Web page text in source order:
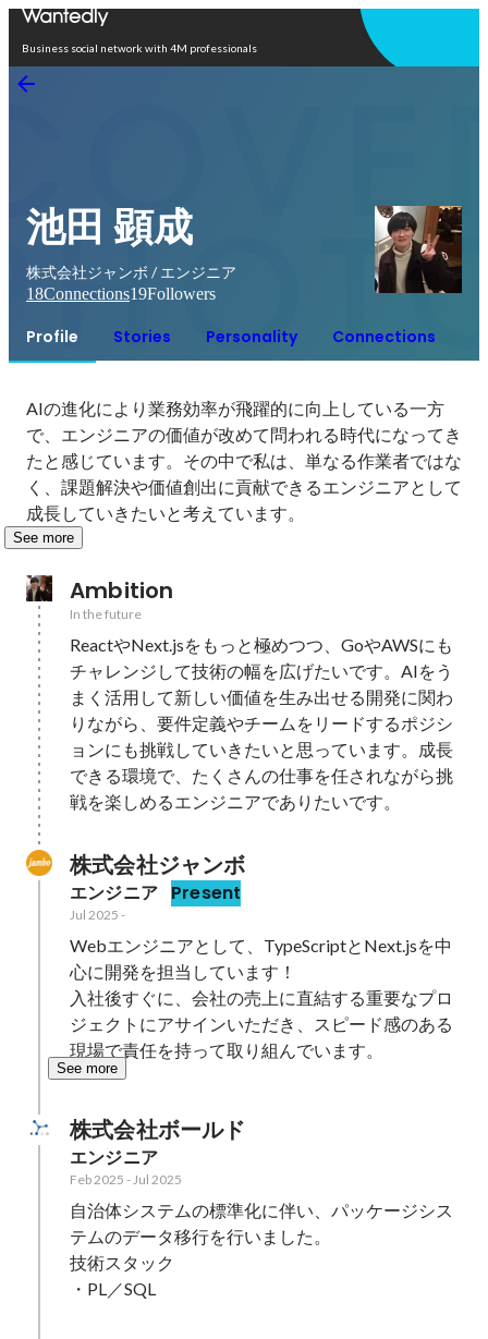
Business social network with 4M professionals
池田 顕成
株式会社ジャンボ / エンジニア
18Connections19Followers
Profile Stories Personality Connections
AIの進化により業務効率が飛躍的に向上している一方
で、エンジニアの価値が改めて問われる時代になってき
たと感じています。その中で私は、単なる作業者ではな
く、課題解決や価値創出に貢献できるエンジニアとして
成長していきたいと考えています。
See more
Ambition
In the future
ReactやNext.jsをもっと極めつつ、GoやAWSにも
チャレンジして技術の幅を広げたいです。AIをう
まく活用して新しい価値を生み出せる開発に関わ
りながら、要件定義やチームをリードするポジシ
ョンにも挑戦していきたいと思っています。成長
できる環境で、たくさんの仕事を任されながら挑
戦を楽しめるエンジニアでありたいです。
株式会社ジャンボ
エンジニア Present
Jul 2025 -
Webエンジニアとして、TypeScriptとNext.jsを中
心に開発を担当しています！
入社後すぐに、会社の売上に直結する重要なプロ
ジェクトにアサインいただき、スピード感のある
現場で責任を持って取り組んでいます。
See more
株式会社ボールド
エンジニア
Feb 2025 -Jul 2025
自治体システムの標準化に伴い、パッケージシス
テムのデータ移行を行いました。
技術スタック
・PL／SQL